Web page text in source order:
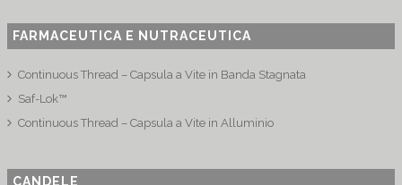
FARMACEUTICA E NUTRACEUTICA
Continuous Thread – Capsula a Vite in Banda Stagnata
Saf-Lok™
Continuous Thread – Capsula a Vite in Alluminio
CANDELE